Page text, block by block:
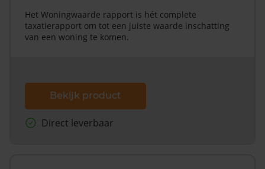
Het Woningwaarde rapport is hét complete
taxatierapport om tot een juiste waarde inschatting
van een woning te komen.
Bekijk product
Direct leverbaar